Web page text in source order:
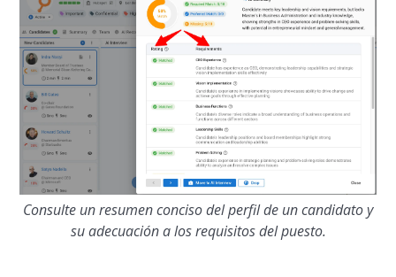
Consulte un resumen conciso del perfil de un candidato y
su adecuación a los requisitos del puesto.